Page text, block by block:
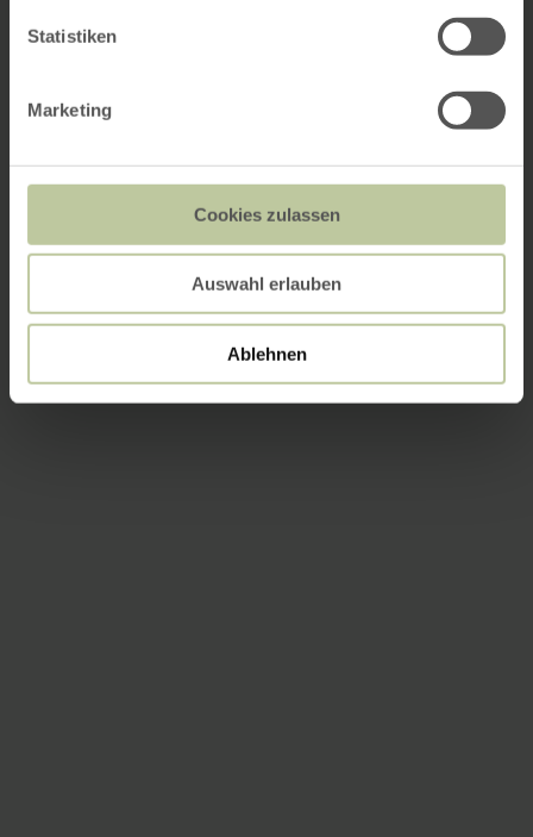
Statistiken
Marketing
Cookies zulassen
Auswahl erlauben
Ablehnen